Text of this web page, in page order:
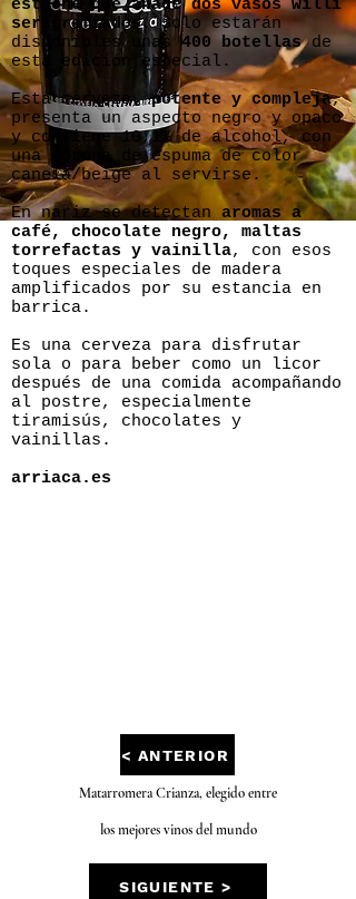
estuche que añade dos vasos willi
serigrafiados. Solo estarán
disponibles unas 400 botellasde
esta edición especial.
Esta cerveza,potente y compleja,
presenta un aspecto negro y opaco
y contiene 10,1% de alcohol, con
una corona de espuma de color
canela/beige al servirse.
En nariz se detectan aromas a
café, chocolate negro, maltas
torrefactas y vainilla, con esos
toques especiales de madera
amplificados por su estancia en
barrica.
Es una cerveza para disfrutar
sola o para beber como un licor
después de una comida acompañando
al postre, especialmente
tiramisús, chocolates y
vainillas.
arriaca.es
< ANTERIOR
Matarromera Crianza, elegido entre
los mejores vinos del mundo
SIGUIENTE >